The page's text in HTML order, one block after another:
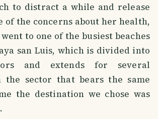
to distract a while and release
of the concerns about her health,
to one of the busiest beaches
san Luis, which is divided into
and extends for several
the sector that bears the same
the destination we chose was